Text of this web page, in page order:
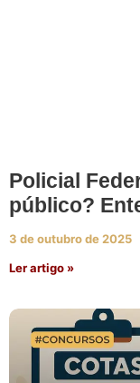
Policial
público?
3 de outubro de 2025
Ler artigo »